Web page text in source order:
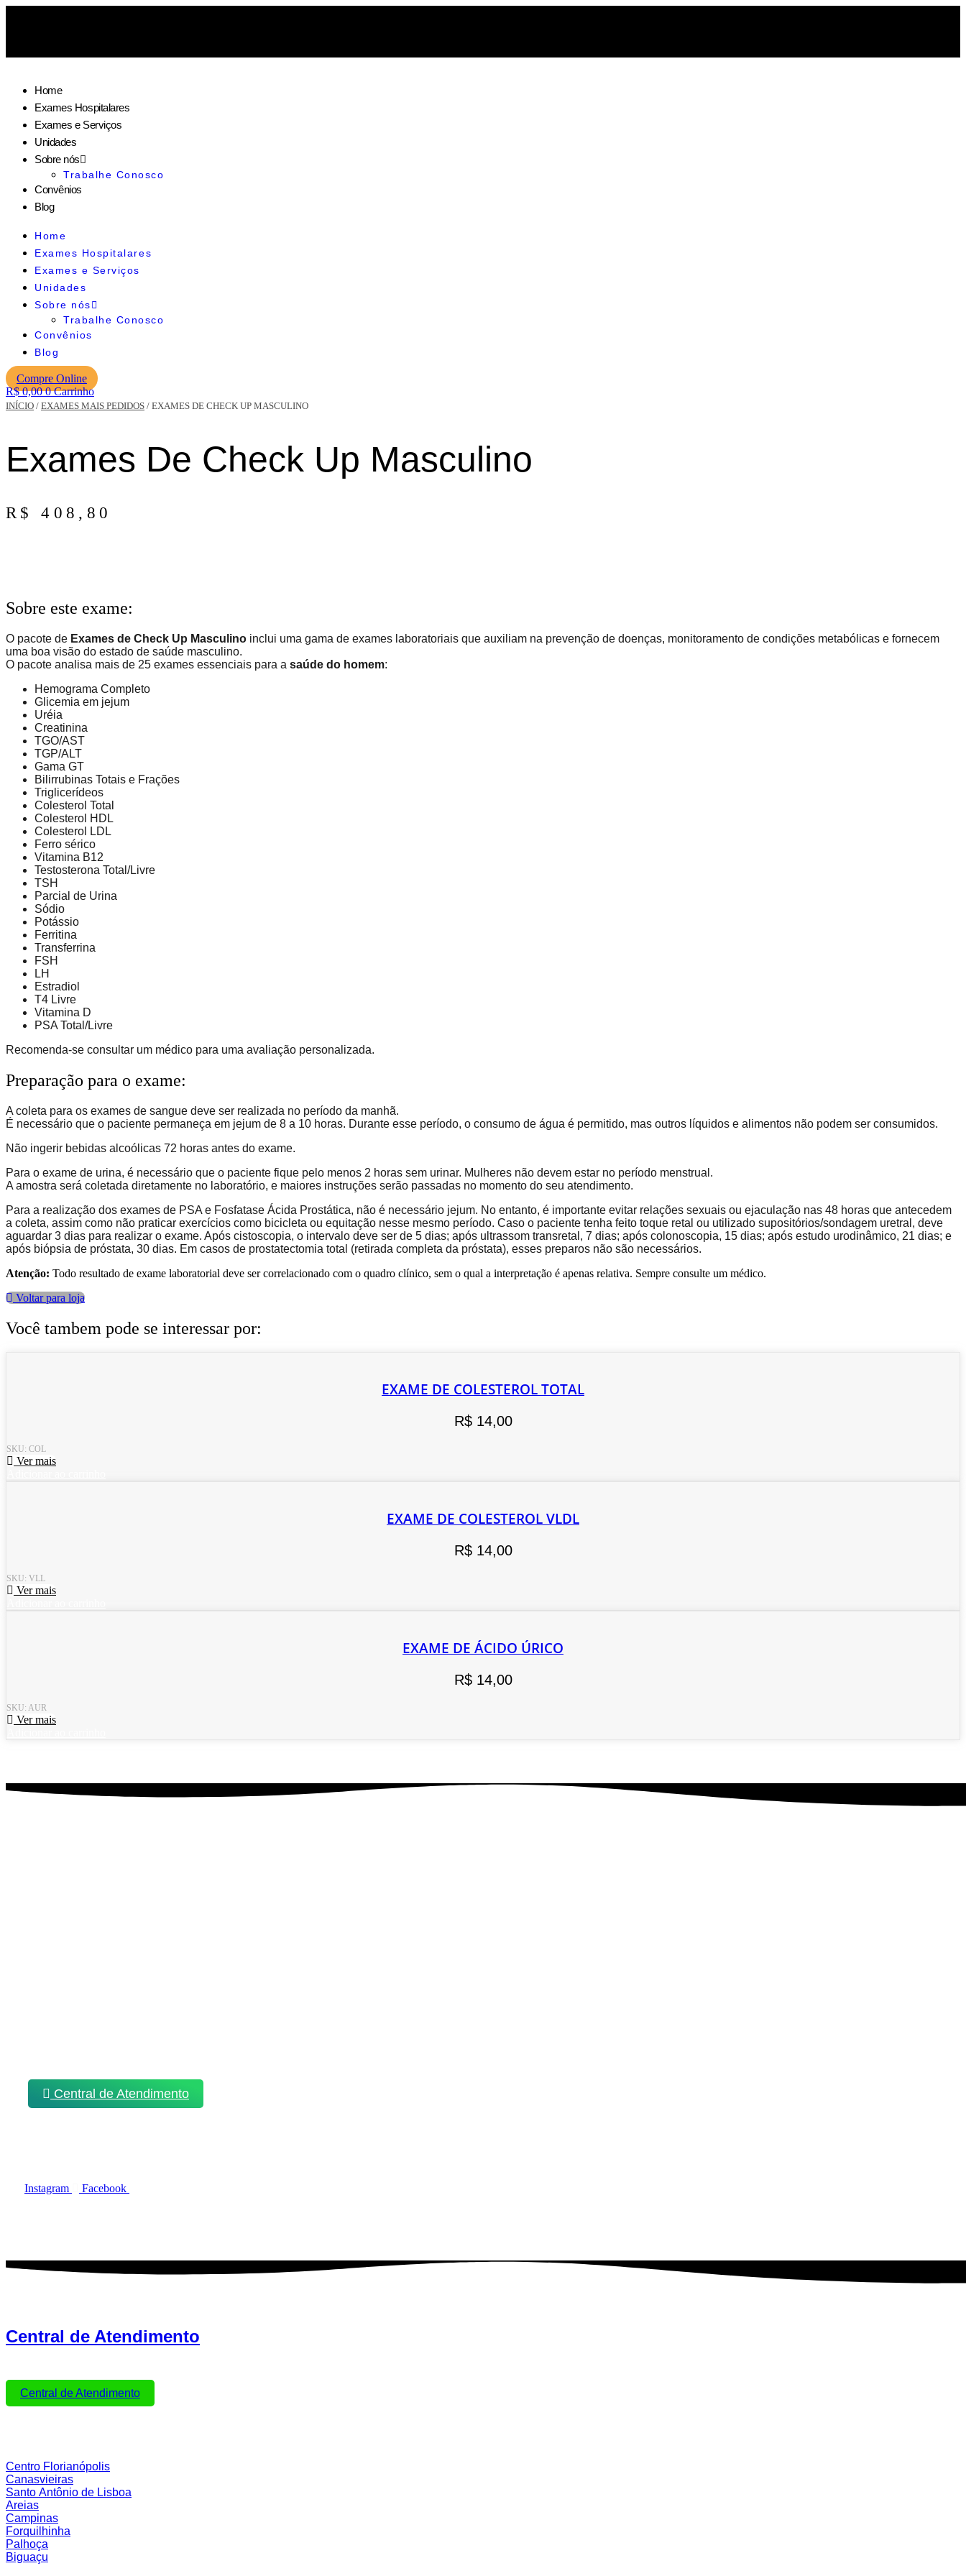
Home
Exames Hospitalares
Exames e Serviços
Unidades
Sobre nós
Trabalhe Conosco
Convênios
Blog
Home
Exames Hospitalares
Exames e Serviços
Unidades
Sobre nós
Trabalhe Conosco
Convênios
Blog
Compre Online
R$0,00 0 Carrinho
INÍCIO / EXAMES MAIS PEDIDOS / EXAMES DE CHECK UP MASCULINO
Exames De Check Up Masculino
R$ 408,80
quantidade
Sobre este exame:
O pacote de Exames de Check Up Masculino inclui uma gama de exames laboratoriais que auxiliam na prevenção de doenças, monitoramento de condições metabólicas e fornecem
uma boa visão do estado de saúde masculino.
O pacote analisa mais de 25 exames essenciais para a saúde do homem:
Hemograma Completo
Glicemia em jejum
Uréia
Creatinina
TGO/AST
TGP/ALT
Gama GT
Bilirrubinas Totais e Frações
Triglicerídeos
Colesterol Total
Colesterol HDL
Colesterol LDL
Ferro sérico
Vitamina B12
Testosterona Total/Livre
TSH
Parcial de Urina
Sódio
Potássio
Ferritina
Transferrina
FSH
LH
Estradiol
T4 Livre
Vitamina D
PSA Total/Livre
Recomenda-se consultar um médico para uma avaliação personalizada.
Preparação para o exame:
A coleta para os exames de sangue deve ser realizada no período da manhã.
É necessário que o paciente permaneça em jejum de 8 a 10 horas. Durante esse período, o consumo de água é permitido, mas outros líquidos e alimentos não podem ser consumidos.
Não ingerir bebidas alcoólicas 72 horas antes do exame.
Para o exame de urina, é necessário que o paciente fique pelo menos 2 horas sem urinar. Mulheres não devem estar no período menstrual.
A amostra será coletada diretamente no laboratório, e maiores instruções serão passadas no momento do seu atendimento.
Para a realização dos exames de PSA e Fosfatase Ácida Prostática, não é necessário jejum. No entanto, é importante evitar relações sexuais ou ejaculação nas 48 horas que antecedem
a coleta, assim como não praticar exercícios como bicicleta ou equitação nesse mesmo período. Caso o paciente tenha feito toque retal ou utilizado supositórios/sondagem uretral, deve
aguardar 3 dias para realizar o exame. Após cistoscopia, o intervalo deve ser de 5 dias; após ultrassom transretal, 7 dias; após colonoscopia, 15 dias; após estudo urodinâmico, 21 dias; e
após biópsia de próstata, 30 dias. Em casos de prostatectomia total (retirada completa da próstata), esses preparos não são necessários.
Atenção: Todo resultado de exame laboratorial deve ser correlacionado com o quadro clínico, sem o qual a interpretação é apenas relativa. Sempre consulte um médico.
Voltar para loja
Você tambem pode se interessar por:
EXAME DE COLESTEROL TOTAL
R$14,00
SKU: COL
Ver mais
EXAME DE COLESTEROL VLDL
R$14,00
SKU: VLL
Ver mais
EXAME DE ÁCIDO ÚRICO
R$14,00
SKU: AUR
Ver mais
Central de Atendimento
Instagram
Facebook
Central de Atendimento
Clique no Botão
Central de Atendimento
Centro Florianópolis
Canasvieiras
Santo Antônio de Lisboa
Areias
Campinas
Forquilhinha
Palhoça
Biguaçu